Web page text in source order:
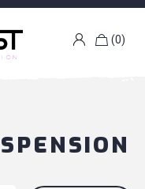
g (0)
k